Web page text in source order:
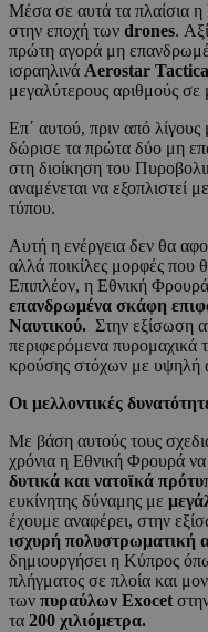
Μέσα σε αυτά τα πλαίσια η
στην εποχή των drones.
πρώτη αγορά μη
ισραηλινά Aerostar
μεγαλύτερους αριθμούς σε
Επ΄ αυτού, πριν από λίγους
δώρισε τα πρώτα δύο μη
στη διοίκηση του
αναμένεται να εξοπλιστεί
τύπου.
Αυτή η ενέργεια δεν θα
αλλά ποικίλες μορφές που
Επιπλέον, η Εθνική Φρουρά
επανδρωμένα σκάφη
Ναυτικού. Στην εξίσωση
περιφερόμενα πυρομαχικά
κρούσης στόχων με υψηλή
Οι μελλοντικές
Με βάση αυτούς τους
χρόνια η Εθνική Φρουρά να
δυτικά και νατοϊκά
ευκίνητης δύναμης με
έχουμε αναφέρει, στην
ισχυρή πολυστρωματική
δημιουργήσει η Κύπρος
πλήγματος σε πλοία και
των πυραύλων Exocet
τα 200 χιλιόμετρα.